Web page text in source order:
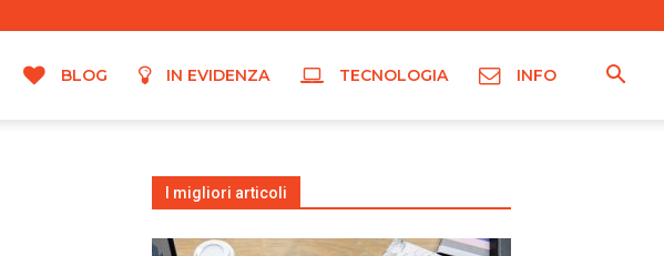
BLOG IN EVIDENZA TECNOLOGIA INFO
I migliori articoli